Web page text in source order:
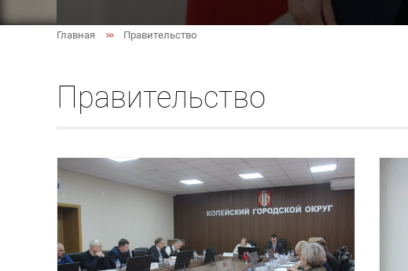
Главная Правительство
Правительство